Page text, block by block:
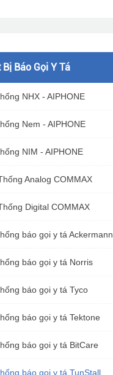
Báo Gọi Y Tá
NHX - AIPHONE
Nem - AIPHONE
NIM - AIPHONE
Analog COMMAX
Digital COMMAX
báo gọi y tá Ackermann
báo gọi y tá Norris
báo gọi y tá Tyco
báo gọi y tá Tektone
báo gọi y tá BitCare
báo gọi y tá TunStall